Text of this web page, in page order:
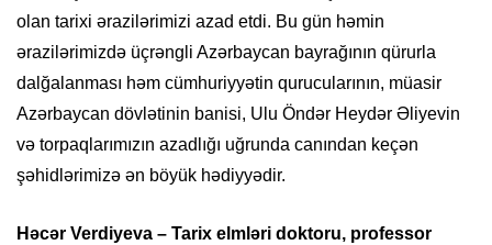
olan tarixi ərazilərimizi azad etdi. Bu gün həmin
ərazilərimizdə üçrəngli Azərbaycan bayrağının qürurla
dalğalanması həm cümhuriyyətin qurucularının, müasir
Azərbaycan dövlətinin banisi, Ulu Öndər Heydər Əliyevin
və torpaqlarımızın azadlığı uğrunda canından keçən
şəhidlərimizə ən böyük hədiyyədir.
Həcər Verdiyeva – Tarix elmləri doktoru, professor